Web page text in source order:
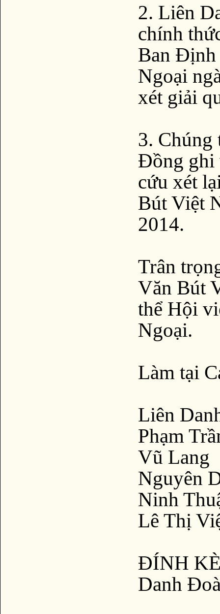
2. Liên
chính
Ban Định
Ngoại
xét giải
3.
Đồng ghi
cứu xét
Bút Việt
2014.
Trân
Văn Bút
thể Hội
Ngoại.
Làm tại
Liên
Phạm
Vũ Lang
Nguyên
Ninh
Lê Thị
ĐÍNH
Danh